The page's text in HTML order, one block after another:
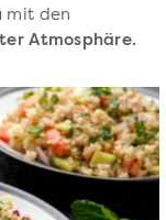
mit den
Atmosphäre.